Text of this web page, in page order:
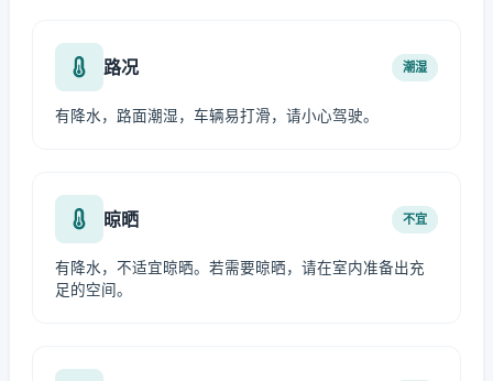
路况 潮湿
有降水，路面潮湿，车辆易打滑，请小心驾驶。
晾晒 不宜
有降水，不适宜晾晒。若需要晾晒，请在室内准备出充
足的空间。